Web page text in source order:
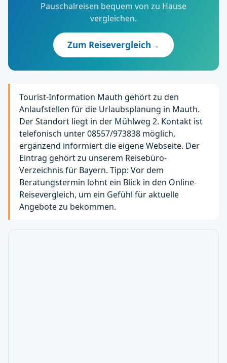
Pauschalreisen bequem von zu Hause
vergleichen.
Zum Reisevergleich→
Tourist-Information Mauth gehört zu den
Anlaufstellen für die Urlaubsplanung in Mauth.
Der Standort liegt in der Mühlweg 2. Kontakt ist
telefonisch unter 08557/973838 möglich,
ergänzend informiert die eigene Webseite. Der
Eintrag gehört zu unserem Reisebüro-
Verzeichnis für Bayern. Tipp: Vor dem
Beratungstermin lohnt ein Blick in den Online-
Reisevergleich, um ein Gefühl für aktuelle
Angebote zu bekommen.